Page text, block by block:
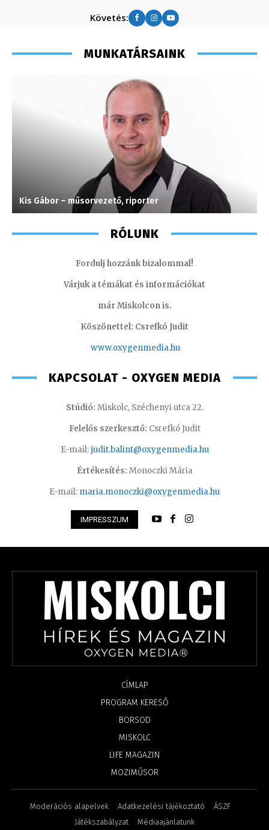
Követés:
MUNKATÁRSAINK
Kis Gábor – műsorvezető, riporter
RÓLUNK
Fordulj hozzánk bizalommal!
Várjuk a témákat és információkat
már Miskolcon is.
Köszönettel: Csrefkó Judit
www.oxygenmedia.hu
KAPCSOLAT - OXYGEN MEDIA
Stúdió: Miskolc, Széchenyi utca 22.
Felelős szerkesztő: Csrefkó Judit
E-mail:judit.balint@oxygenmedia.hu
Értékesítés: Monoczki Mária
E-mail: maria.monoczki@oxygenmedia.hu
IMPRESSZUM
CÍMLAP
PROGRAM KERESŐ
BORSOD
MISKOLC
LIFE MAGAZIN
MOZIMŰSOR
Moderációs alapelvek Adatkezelési tájékoztató
ÁSZF
Játékszabályzat
Médiaajánlatunk